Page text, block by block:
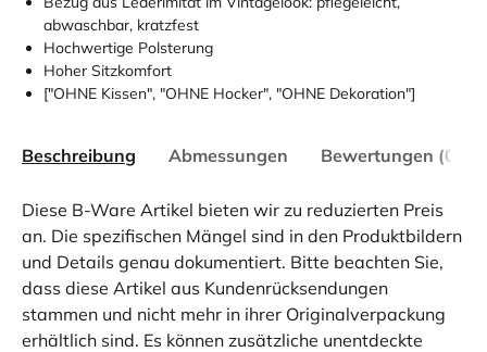
abwaschbar, kratzfest
Hochwertige Polsterung
Hoher Sitzkomfort
["OHNE Kissen", "OHNE Hocker", "OHNE Dekoration"]
Beschreibung Abmessungen Bewertungen (0)
Diese B-Ware Artikel bieten wir zu reduzierten Preis
an. Die spezifischen Mängel sind in den Produktbildern
und Details genau dokumentiert. Bitte beachten Sie,
dass diese Artikel aus Kundenrücksendungen
stammen und nicht mehr in ihrer Originalverpackung
erhältlich sind. Es können zusätzliche unentdeckte